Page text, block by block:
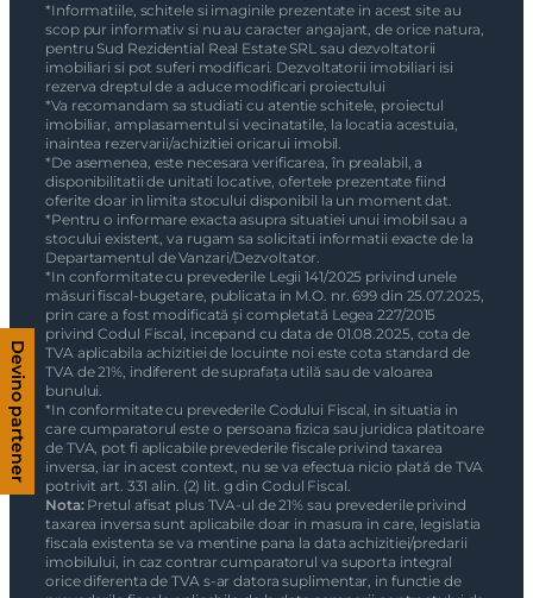
*Informatiile, schitele si imaginile prezentate in acest site au
scop pur informativ si nu au caracter angajant, de orice natura,
pentru Sud Rezidential Real Estate SRL sau dezvoltatorii
imobiliari si pot suferi modificari. Dezvoltatorii imobiliari isi
rezerva dreptul de a aduce modificari proiectului
*Va recomandam sa studiati cu atentie schitele, proiectul
imobiliar, amplasamentul si vecinatatile, la locatia acestuia,
inaintea rezervarii/achizitiei oricarui imobil.
*De asemenea, este necesara verificarea, în prealabil, a
disponibilitatii de unitati locative, ofertele prezentate fiind
oferite doar in limita stocului disponibil la un moment dat.
*Pentru o informare exacta asupra situatiei unui imobil sau a
stocului existent, va rugam sa solicitati informatii exacte de la
Departamentul de Vanzari/Dezvoltator.
*In conformitate cu prevederile Legii 141/2025 privind unele
măsuri fiscal-bugetare, publicata in M.O. nr. 699 din 25.07.2025,
prin care a fost modificată și completată Legea 227/2015
privind Codul Fiscal, incepand cu data de 01.08.2025, cota de
TVA aplicabila achizitiei de locuinte noi este cota standard de
TVA de 21%, indiferent de suprafața utilă sau de valoarea
bunului.
*In conformitate cu prevederile Codului Fiscal, in situatia in
care cumparatorul este o persoana fizica sau juridica platitoare
de TVA, pot fi aplicabile prevederile fiscale privind taxarea
inversa, iar in acest context, nu se va efectua nicio plată de TVA
potrivit art. 331 alin. (2) lit. g din Codul Fiscal.
Nota:Pretul afisat plus TVA-ul de 21% sau prevederile privind
taxarea inversa sunt aplicabile doar in masura in care, legislatia
fiscala existenta se va mentine pana la data achizitiei/predarii
imobilului, in caz contrar cumparatorul va suporta integral
orice diferenta de TVA s-ar datora suplimentar, in functie de
Devino partener